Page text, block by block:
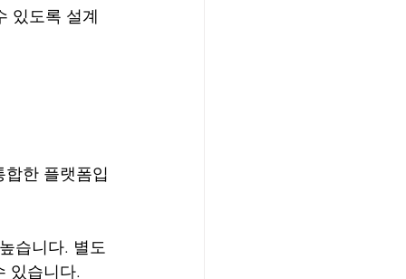
있도록 설계
한 플랫폼입
습니다. 별도
있습니다.